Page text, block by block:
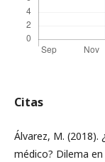
Citas
Álvarez, M. (2018).
médico? Dilema